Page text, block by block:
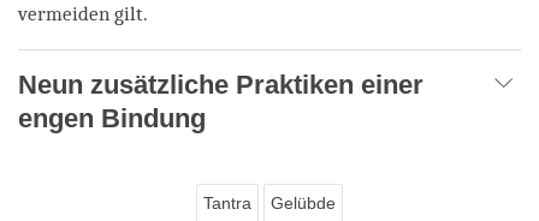
vermeiden gilt.
Neun zusätzliche Praktiken einer
engen Bindung
Tantra Gelübde